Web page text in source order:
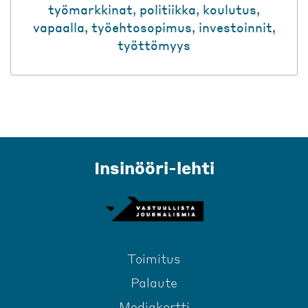
työmarkkinat, politiikka, koulutus,
vapaalla, työehtosopimus, investoinnit,
työttömyys
Insinööri-lehti
Toimitus
Palaute